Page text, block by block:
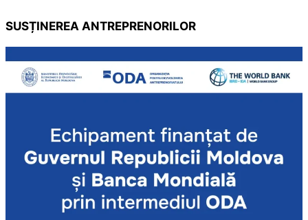
SUSȚINEREA ANTREPRENORILOR